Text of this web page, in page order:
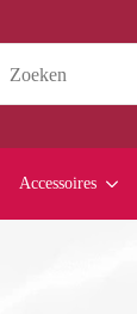
Accessoires